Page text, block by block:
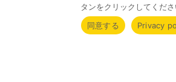
タンをクリックしてくださ
同意する
Privacy